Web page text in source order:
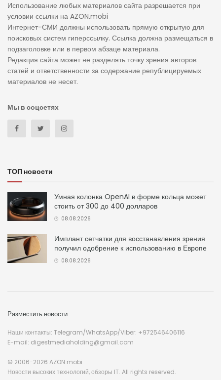
Использование любых материалов сайта разрешается при
условии ссылки на AZON.mobi
Интернет-СМИ должны использовать прямую открытую для
поисковых систем гиперссылку. Ссылка должна размещаться в
подзаголовке или в первом абзаце материала.
Редакция сайта может не разделять точку зрения авторов
статей и ответственности за содержание републицируемых
материалов не несет.
Мы в соцсетях
ТОП новости
Умная колонка OpenAI в форме кольца может
стоить от 300 до 400 долларов
08.08.2026
Имплант сетчатки для восстанавления зрения
получил одобрение к использованию в Европе
08.08.2026
Разместить новости
Наши контакты: Telegram/WhatsApp/Viber: +972546406116
E-mail: digestmediaholding@gmail.com
© 2006-2026 AZON.mobi
Новости высоких технологий, обзоры IT. All rights reserved.